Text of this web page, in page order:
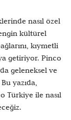
nasıl özel
kültürel
kıymetli
getiriyor. Pinco
geleneksel ve
yazıda,
Türkiye ile nasıl